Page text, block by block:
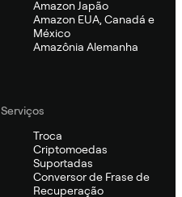
Amazon Japão
Amazon EUA, Canadá e
México
Amazônia Alemanha
Serviços
Troca
Criptomoedas
Suportadas
Conversor de Frase de
Recuperação